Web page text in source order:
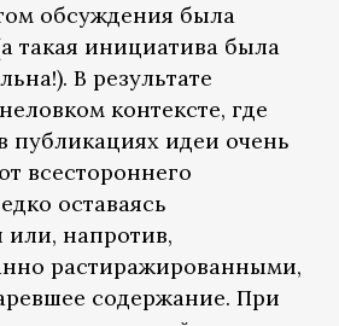
обсуждения была
такая инициатива была
В результате
контексте, где
публикациях идеи очень
всестороннего
оставаясь
напротив,
растиражированными,
содержание. При